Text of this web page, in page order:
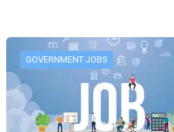
GOVERNMENT JOBS